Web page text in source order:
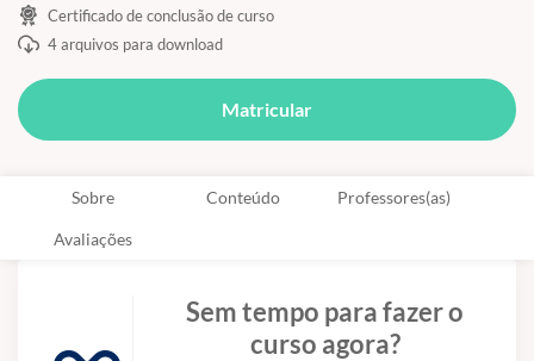
Certificado de conclusão de curso
4 arquivos para download
Matricular
Sobre Conteúdo Professores(as)
Avaliações
Sem tempo para fazer o
curso agora?